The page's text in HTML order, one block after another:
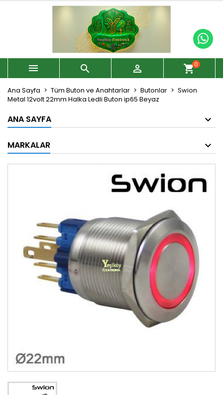
   shopping_cart0
Ana Sayfa Tüm Buton ve Anahtarlar Butonlar
Swion
Metal 12volt 22mm Halka Ledli Buton ip65 Beyaz
ANA SAYFA
MARKALAR